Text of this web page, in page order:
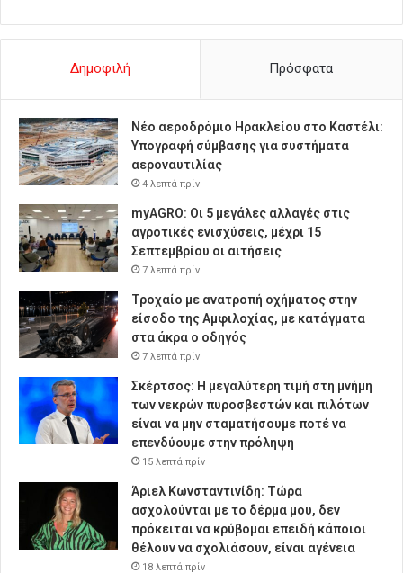
Δημοφιλή Πρόσφατα
Νέο αεροδρόμιο Ηρακλείου στο Καστέλι:
Υπογραφή σύμβασης για συστήματα
αεροναυτιλίας
4 λεπτά πρίν
myAGRO: Οι 5 μεγάλες αλλαγές στις
αγροτικές ενισχύσεις, μέχρι 15
Σεπτεμβρίου οι αιτήσεις
7 λεπτά πρίν
Τροχαίο με ανατροπή οχήματος στην
είσοδο της Αμφιλοχίας, με κατάγματα
στα άκρα ο οδηγός
7 λεπτά πρίν
Σκέρτσος: Η μεγαλύτερη τιμή στη μνήμη
των νεκρών πυροσβεστών και πιλότων
είναι να μην σταματήσουμε ποτέ να
επενδύουμε στην πρόληψη
15 λεπτά πρίν
Άριελ Κωνσταντινίδη: Τώρα
ασχολούνται με το δέρμα μου, δεν
πρόκειται να κρύβομαι επειδή κάποιοι
θέλουν να σχολιάσουν, είναι αγένεια
18 λεπτά πρίν